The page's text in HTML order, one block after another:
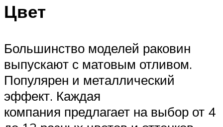
Цвет
Большинство моделей раковин
выпускают с матовым отливом.
Популярен и металлический
эффект. Каждая
компания предлагает на выбор от 4